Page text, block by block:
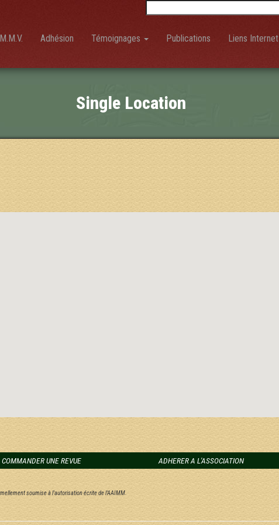
Adhésion Témoignages Publications Liens Internet
Single Location
COMMANDER UNE REVUE ADHERER A L'ASSOCIATION
soumise à l'autorisation écrite de l'AAIMM.